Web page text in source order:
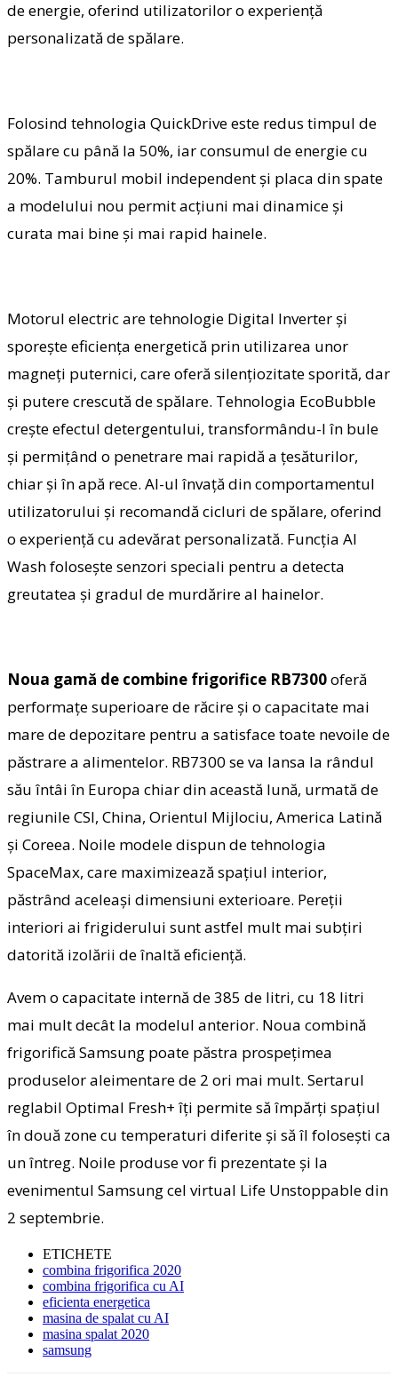
de energie, oferind utilizatorilor o experienţă
personalizată de spălare.
Folosind tehnologia QuickDrive este redus timpul de
spălare cu până la 50%, iar consumul de energie cu
20%. Tamburul mobil independent şi placa din spate
a modelului nou permit acţiuni mai dinamice şi
curata mai bine şi mai rapid hainele.
Motorul electric are tehnologie Digital Inverter şi
sporeşte eficienţa energetică prin utilizarea unor
magneţi puternici, care oferă silenţiozitate sporită, dar
şi putere crescută de spălare. Tehnologia EcoBubble
creşte efectul detergentului, transformându-l în bule
şi permiţând o penetrare mai rapidă a ţesăturilor,
chiar şi în apă rece. AI-ul învaţă din comportamentul
utilizatorului şi recomandă cicluri de spălare, oferind
o experienţă cu adevărat personalizată. Funcţia AI
Wash foloseşte senzori speciali pentru a detecta
greutatea şi gradul de murdărire al hainelor.
Noua gamă de combine frigorifice RB7300oferă
performaţe superioare de răcire şi o capacitate mai
mare de depozitare pentru a satisface toate nevoile de
păstrare a alimentelor. RB7300 se va lansa la rândul
său întâi în Europa chiar din această lună, urmată de
regiunile CSI, China, Orientul Mijlociu, America Latină
şi Coreea. Noile modele dispun de tehnologia
SpaceMax, care maximizează spaţiul interior,
păstrând aceleaşi dimensiuni exterioare. Pereţii
interiori ai frigiderului sunt astfel mult mai subţiri
datorită izolării de înaltă eficienţă.
Avem o capacitate internă de 385 de litri, cu 18 litri
mai mult decât la modelul anterior. Noua combină
frigorifică Samsung poate păstra prospeţimea
produselor aleimentare de 2 ori mai mult. Sertarul
reglabil Optimal Fresh+ îţi permite să împărţi spaţiul
în două zone cu temperaturi diferite şi să îl foloseşti ca
un întreg. Noile produse vor fi prezentate şi la
evenimentul Samsung cel virtual Life Unstoppable din
2 septembrie.
ETICHETE
combina frigorifica 2020
combina frigorifica cu AI
eficienta energetica
masina de spalat cu AI
masina spalat 2020
samsung